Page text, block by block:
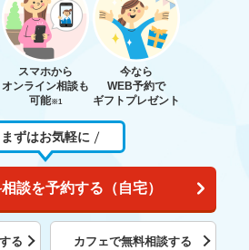
スマホから
オンライン相談も
可能※1
今なら
WEB予約で
ギフトプレゼント
まずはお気軽に
談を予約する（自宅）
る カフェで無料相談する